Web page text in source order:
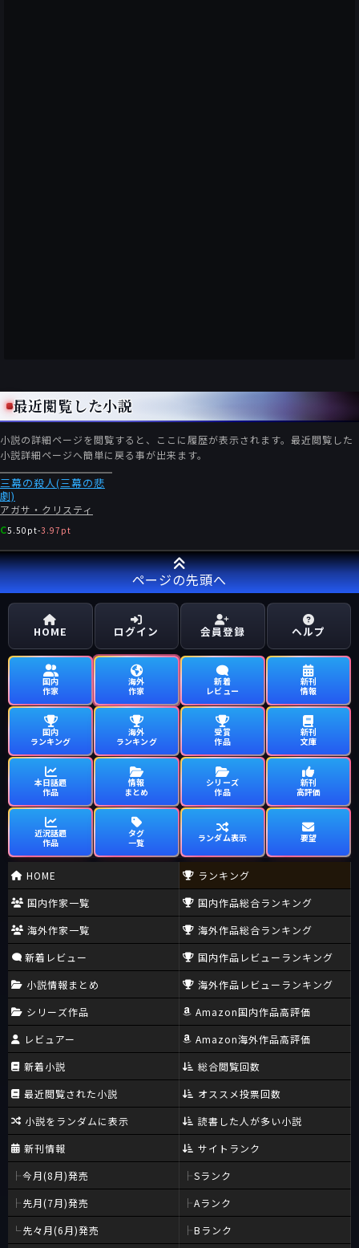
最近閲覧した小説
小説の詳細ページを閲覧すると、ここに履歴が表示されます。最近閲覧した
小説詳細ページへ簡単に戻る事が出来ます。
三幕の殺人(三幕の悲
劇)
アガサ・クリスティ
C5.50pt-3.97pt
ページの先頭へ
HOME ログイン 会員登録 ヘルプ
国内
作家
海外
作家
新着
レビュー
新刊
情報
国内
ランキング
海外
ランキング
受賞
作品
新刊
文庫
本日話題
作品
情報
まとめ
シリーズ
作品
新刊
高評価
近況話題
作品
タグ
一覧
ランダム表示 要望
HOME
国内作家一覧
海外作家一覧
新着レビュー
小説情報まとめ
シリーズ作品
レビュアー
新着小説
最近閲覧された小説
小説をランダムに表示
新刊情報
今月(8月)発売
先月(7月)発売
先々月(6月)発売
ランキング
国内作品総合ランキング
海外作品総合ランキング
国内作品レビューランキング
海外作品レビューランキング
Amazon国内作品高評価
Amazon海外作品高評価
総合閲覧回数
オススメ投票回数
読書した人が多い小説
サイトランク
Sランク
Aランク
Bランク